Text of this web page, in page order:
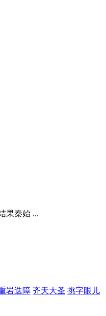
果秦始 ...
岩迭障 齐天大圣 挑字眼儿